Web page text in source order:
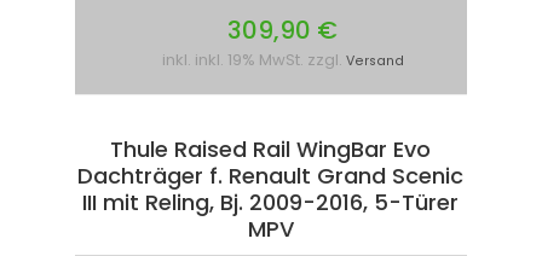
309,90 €
inkl. inkl. 19% MwSt. zzgl. Versand
Thule Raised Rail WingBar Evo
Dachträger f. Renault Grand Scenic
III mit Reling, Bj. 2009-2016, 5-Türer
MPV